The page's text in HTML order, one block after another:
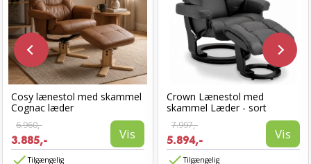
Cosy lænestol med skammel
Cognac læder
6.960,-
3.885,- Vis
Tilgængelig
Crown Lænestol med
skammel Læder - sort
7.997,-
5.894,- Vis
Tilgængelig